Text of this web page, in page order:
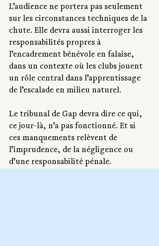
L’audience ne portera pas seulement
sur les circonstances techniques de la
chute. Elle devra aussi interroger les
responsabilités propres à
l’encadrement bénévole en falaise,
dans un contexte où les clubs jouent
un rôle central dans l’apprentissage
de l’escalade en milieu naturel.
Le tribunal de Gap devra dire ce qui,
ce jour-là, n’a pas fonctionné. Et si
ces manquements relèvent de
l’imprudence, de la négligence ou
d’une responsabilité pénale.